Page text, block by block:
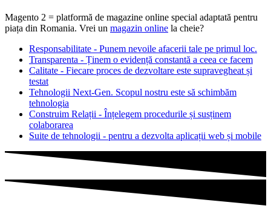
Magento 2 = platformă de magazine online special adaptată pentru
piața din Romania. Vrei un magazin online la cheie?
Responsabilitate - Punem nevoile afacerii tale pe primul loc.
Transparenta - Ținem o evidență constantă a ceea ce facem
Calitate - Fiecare proces de dezvoltare este supravegheat și
testat
Tehnologii Next-Gen. Scopul nostru este să schimbăm
tehnologia
Construim Relații - Înțelegem procedurile și susținem
colaborarea
Suite de tehnologii - pentru a dezvolta aplicații web și mobile